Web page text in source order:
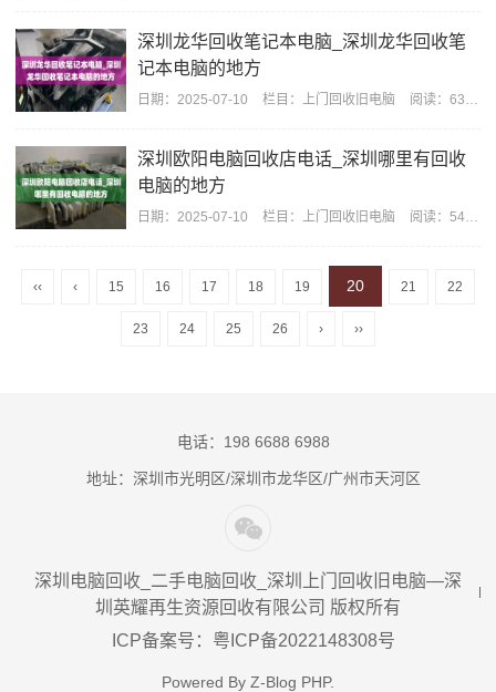
深圳龙华回收笔记本电脑_深圳龙华回收笔
记本电脑的地方
日期： 2025-07-10 栏目： 上门回收旧电脑 阅读：636
深圳欧阳电脑回收店电话_深圳哪里有回收
电脑的地方
日期： 2025-07-10 栏目： 上门回收旧电脑 阅读：549
‹‹ ‹ 15 16 17 18 19 20 21 22
23 24 25 26 › ››
电话：198 6688 6988
地址：深圳市光明区/深圳市龙华区/广州市天河区
深圳电脑回收_二手电脑回收_深圳上门回收旧电脑—深
圳英耀再生资源回收有限公司 版权所有
ICP备案号：粤ICP备2022148308号
Powered By Z-Blog PHP.